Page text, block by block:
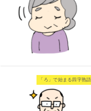
「ろ」で始まる四字熟語